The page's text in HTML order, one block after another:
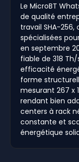
Le MicroBT
de qualité
travail SHA-
spécialisées
en septembre
fiable de 318
efficacité
forme
mesurant 267 x
rendant bien
centers à rack
constante et
énergétique